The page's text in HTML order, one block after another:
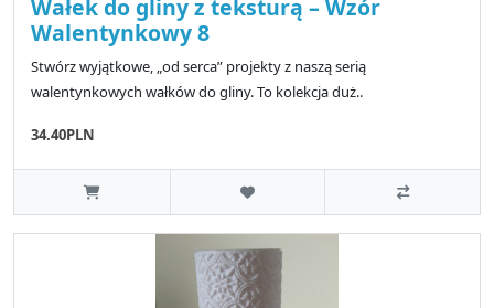
Wałek do gliny z teksturą – Wzór
Walentynkowy 8
Stwórz wyjątkowe, „od serca” projekty z naszą serią
walentynkowych wałków do gliny. To kolekcja duż..
34.40PLN